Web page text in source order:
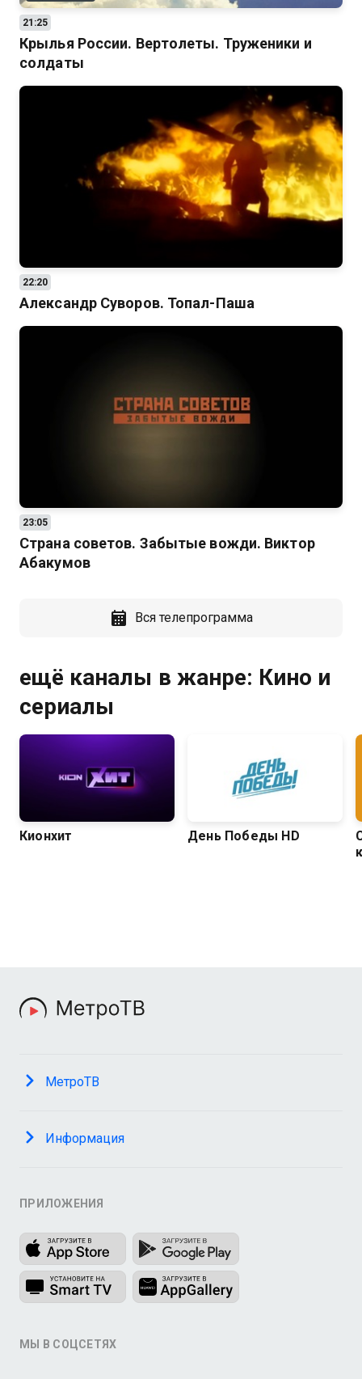
21:25
Крылья России. Вертолеты. Труженики и
солдаты
22:20
Александр Суворов. Топал-Паша
23:05
Страна советов. Забытые вожди. Виктор
Абакумов
Вся телепрограмма
ещё каналы в жанре: Кино и
сериалы
Кионхит День Победы HD
МетроТВ
Информация
ПРИЛОЖЕНИЯ
МЫ В СОЦСЕТЯХ